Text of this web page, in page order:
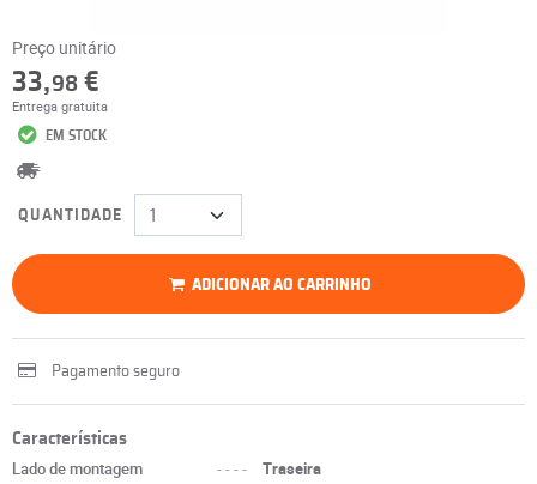
Preço unitário
33,98 €
Entrega gratuita
EM STOCK
QUANTIDADE
ADICIONAR AO CARRINHO
Pagamento seguro
Características
Lado de montagem ----
Traseira